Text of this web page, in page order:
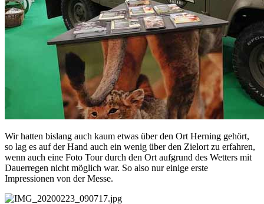
Wir hatten bislang auch kaum etwas über den Ort Herning gehört,
so lag es auf der Hand auch ein wenig über den Zielort zu erfahren,
wenn auch eine Foto Tour durch den Ort aufgrund des Wetters mit
Dauerregen nicht möglich war. So also nur einige erste
Impressionen von der Messe.